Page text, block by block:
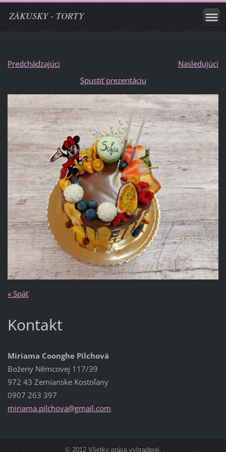
ZÁKUSKY - TORTY
Predchádzajúci
Nasledujúci
Spustiť prezentáciu
« Späť
Kontakt
Miriama Coonghe Pilchová
Boženy Němcovej 117/39
972 43 Zemianske Kostoľany
0907 263 397
miriama.pilchova@gmail.com
© 2012 Všetky práva vyhradené.